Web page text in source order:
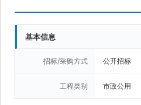
基本信息
招标/采购方式 公开招标
工程类别 市政公用